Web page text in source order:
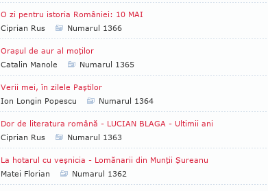
O zi pentru istoria României: 10 MAI
Ciprian Rus
Numarul 1366
Oraşul de aur al moţilor
Catalin Manole
Numarul 1365
Verii mei, în zilele Paştilor
Ion Longin Popescu
Numarul 1364
Dor de literatura română - LUCIAN BLAGA - Ultimii ani
Ciprian Rus
Numarul 1363
La hotarul cu veşnicia - Lomănarii din Munţii Şureanu
Matei Florian
Numarul 1362